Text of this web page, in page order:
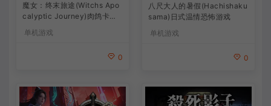
魔女：终末旅途(Witchs Apo
calyptic Journey)肉鸽卡牌
策略游戏
单机游戏
0
八尺大人的暑假(Hachishaku
sama)日式温情恐怖游戏
单机游戏
0